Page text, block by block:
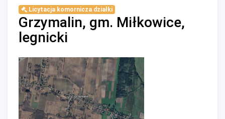
Licytacja komornicza działki
Grzymalin, gm. Miłkowice,
legnicki